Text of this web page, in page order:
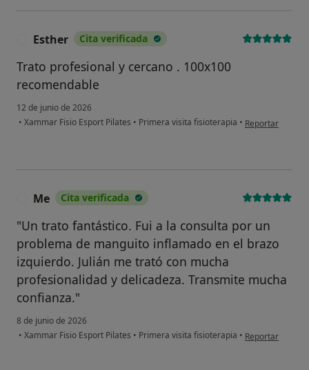
Esther Cita verificada
Trato profesional y cercano . 100x100
recomendable
12 de junio de 2026
• Xammar Fisio Esport Pilates • Primera visita fisioterapia • en opinión del
Reportar
Me Cita verificada
"Un trato fantástico. Fui a la consulta por un
problema de manguito inflamado en el brazo
izquierdo. Julián me trató con mucha
profesionalidad y delicadeza. Transmite mucha
confianza."
8 de junio de 2026
• Xammar Fisio Esport Pilates • Primera visita fisioterapia • en opinión del
Reportar